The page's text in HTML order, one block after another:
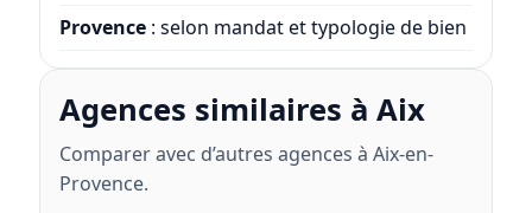
Provence: selon mandat et typologie de bien
Agences similaires à Aix
Comparer avec d’autres agences à Aix-en-
Provence.